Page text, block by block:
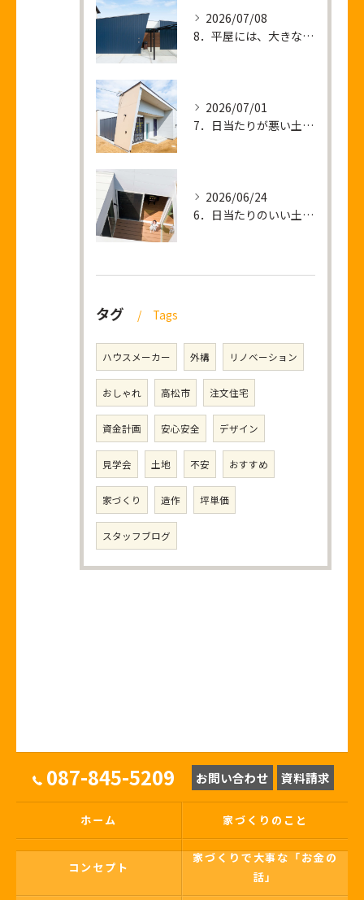
2026/07/08
8．平屋には、大きな土地が必要なのか？
2026/07/01
7．日当たりが悪い土地 ＝ 暗い家が建つ？
2026/06/24
6．日当たりのいい土地を買って後悔すること
タグ Tags
ハウスメーカー 外構 リノベーション
おしゃれ 高松市 注文住宅
資金計画 安心安全 デザイン
見学会 土地 不安 おすすめ
家づくり 造作 坪単価
スタッフブログ
087-845-5209 お問い合わせ 資料請求
ホーム 家づくりのこと
コンセプト
家づくりで大事な「お金の
話」